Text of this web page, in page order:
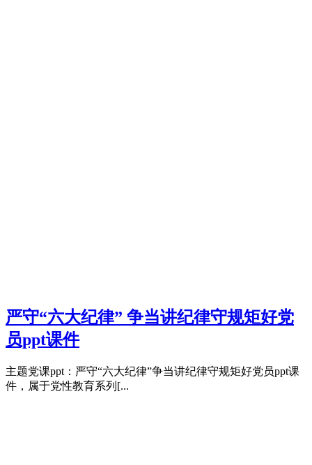
严守“六大纪律” 争当讲纪律守规矩好党
员ppt课件
主题党课ppt：严守“六大纪律”争当讲纪律守规矩好党员ppt课
件，属于党性教育系列[...